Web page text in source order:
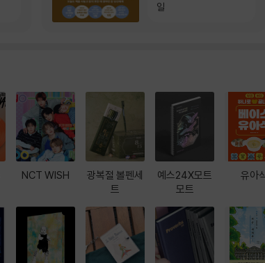
일
NCT WISH
광복절 볼펜세
트
예스24X모트
모트
유아